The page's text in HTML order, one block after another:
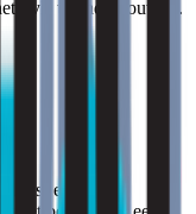
PvE te onderbouwen.
en